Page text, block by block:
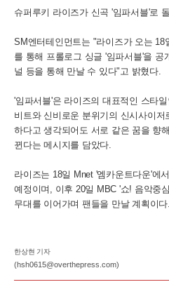
슈퍼루키 라이즈가 신곡 '임파서블'로
SM엔터테인먼트는 "라이즈가 오는
를 통해 프롤로그 싱글 '임파서블'을 공
널 등을 통해 만날 수 있다"고 밝혔다.
'임파서블'은 라이즈의 대표적인 스타
비트와 신비로운 분위기의 신시사이
하다고 생각되어도 서로 같은 꿈을 향
뀐다는 메시지를 담았다.
라이즈는 18일 Mnet '엠카운트다운'에
예정이며, 이후 20일 MBC '쇼! 음악중
무대를 이어가며 팬들을 만날 계획이다.
한상현 기자
(hsh0615@overthepress.com)